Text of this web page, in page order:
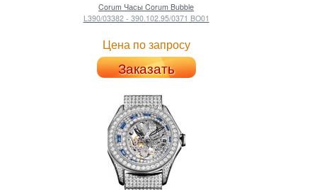
Corum Часы Corum Bubble
L390/03382 - 390.102.95/0371 BO01
Цена по запросу
Заказать